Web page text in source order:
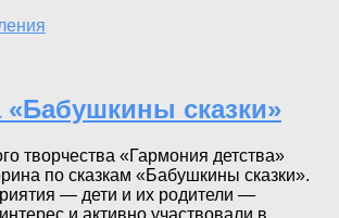
«Бабушкины сказки»
творчества «Гармония детства»
по сказкам «Бабушкины сказки».
— дети и их родители —